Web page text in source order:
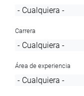
Carrera
Área de experiencia